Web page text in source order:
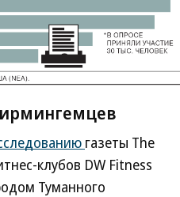
газеты The
клубов DW Fitness
Туманного